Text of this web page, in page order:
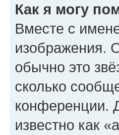
Как я могу
Вместе с
изображения.
обычно это
сколько
конференции.
известно как